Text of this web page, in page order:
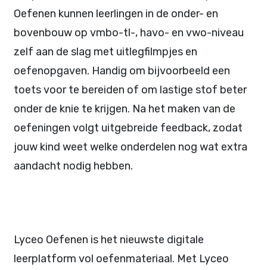
Oefenen kunnen leerlingen in de onder- en
bovenbouw op vmbo-tl-, havo- en vwo-niveau
zelf aan de slag met uitlegfilmpjes en
oefenopgaven. Handig om bijvoorbeeld een
toets voor te bereiden of om lastige stof beter
onder de knie te krijgen. Na het maken van de
oefeningen volgt uitgebreide feedback, zodat
jouw kind weet welke onderdelen nog wat extra
aandacht nodig hebben.
Lyceo Oefenen is het nieuwste digitale
leerplatform vol oefenmateriaal. Met Lyceo